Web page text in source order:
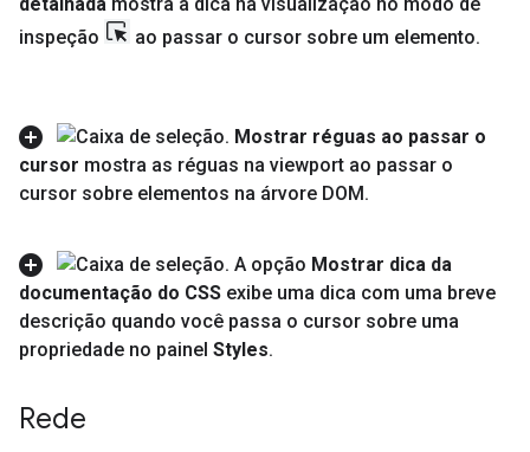
inspeção
ao passar o cursor sobre um elemento.
Mostrar réguas ao passar o
cursor mostra as réguas na viewport ao passar o
cursor sobre elementos na árvore DOM.
A opção Mostrar dica da
documentação do CSS exibe uma dica com uma breve
descrição quando você passa o cursor sobre uma
propriedade no painel Styles.
Rede